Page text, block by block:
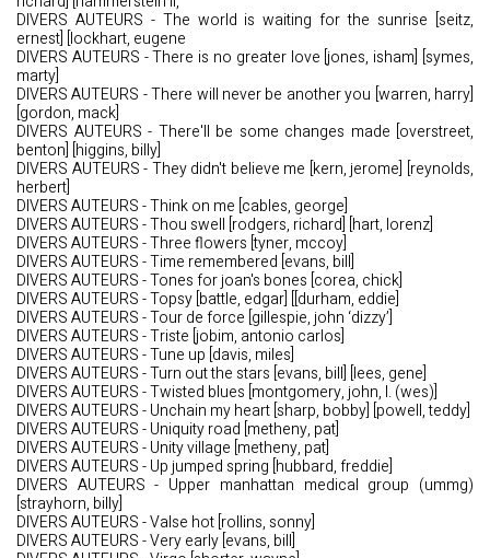
DIVERS AUTEURS - The world is waiting for the sunrise [seitz,
ernest] [lockhart, eugene
DIVERS AUTEURS - There is no greater love [jones, isham] [symes,
marty]
DIVERS AUTEURS - There will never be another you [warren, harry]
[gordon, mack]
DIVERS AUTEURS - There'll be some changes made [overstreet,
benton] [higgins, billy]
DIVERS AUTEURS - They didn't believe me [kern, jerome] [reynolds,
herbert]
DIVERS AUTEURS - Think on me [cables, george]
DIVERS AUTEURS - Thou swell [rodgers, richard] [hart, lorenz]
DIVERS AUTEURS - Three flowers [tyner, mccoy]
DIVERS AUTEURS - Time remembered [evans, bill]
DIVERS AUTEURS - Tones for joan's bones [corea, chick]
DIVERS AUTEURS - Topsy [battle, edgar] [[durham, eddie]
DIVERS AUTEURS - Tour de force [gillespie, john ‘dizzy’]
DIVERS AUTEURS - Triste [jobim, antonio carlos]
DIVERS AUTEURS - Tune up [davis, miles]
DIVERS AUTEURS - Turn out the stars [evans, bill] [lees, gene]
DIVERS AUTEURS - Twisted blues [montgomery, john, l. (wes)]
DIVERS AUTEURS - Unchain my heart [sharp, bobby] [powell, teddy]
DIVERS AUTEURS - Uniquity road [metheny, pat]
DIVERS AUTEURS - Unity village [metheny, pat]
DIVERS AUTEURS - Up jumped spring [hubbard, freddie]
DIVERS AUTEURS - Upper manhattan medical group (ummg)
[strayhorn, billy]
DIVERS AUTEURS - Valse hot [rollins, sonny]
DIVERS AUTEURS - Very early [evans, bill]